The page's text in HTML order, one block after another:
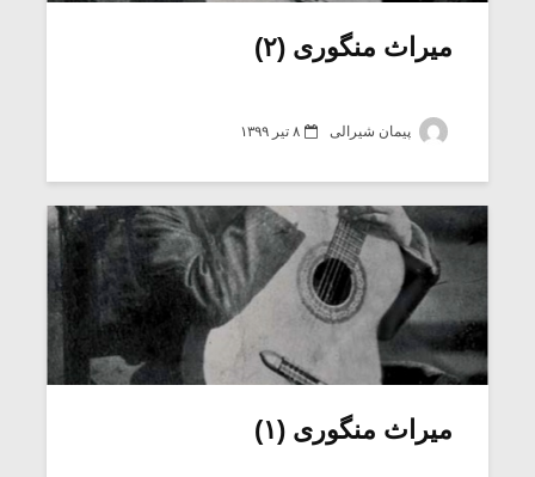
میراث منگوری (۲)
پیمان شیرالی ۸ تیر ۱۳۹۹
میراث منگوری (۱)